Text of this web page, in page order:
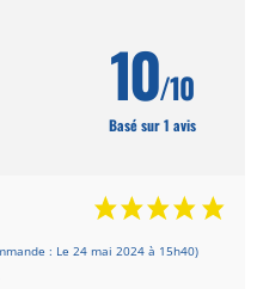
10/10
Basé sur 1 avis
: Le 24 mai 2024 à 15h40)